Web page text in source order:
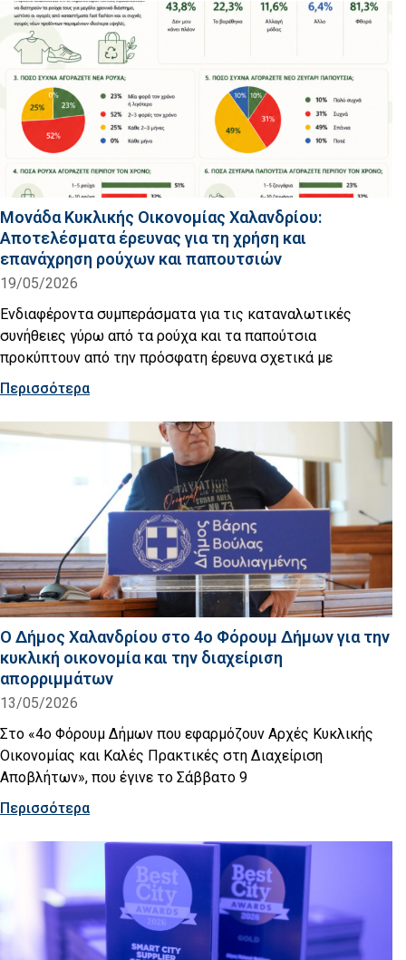
Μονάδα Κυκλικής Οικονομίας Χαλανδρίου:
Αποτελέσματα έρευνας για τη χρήση και
επανάχρηση ρούχων και παπουτσιών
19/05/2026
Ενδιαφέροντα συμπεράσματα για τις καταναλωτικές
συνήθειες γύρω από τα ρούχα και τα παπούτσια
προκύπτουν από την πρόσφατη έρευνα σχετικά με
Περισσότερα
Ο Δήμος Χαλανδρίου στο 4ο Φόρουμ Δήμων για την
κυκλική οικονομία και την διαχείριση
απορριμμάτων
13/05/2026
Στο «4ο Φόρουμ Δήμων που εφαρμόζουν Αρχές Κυκλικής
Οικονομίας και Καλές Πρακτικές στη Διαχείριση
Αποβλήτων», που έγινε το Σάββατο 9
Περισσότερα